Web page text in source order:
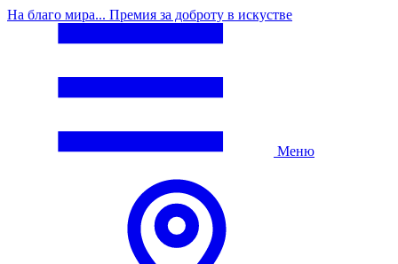
На благо мира... Премия за доброту в искустве
Меню